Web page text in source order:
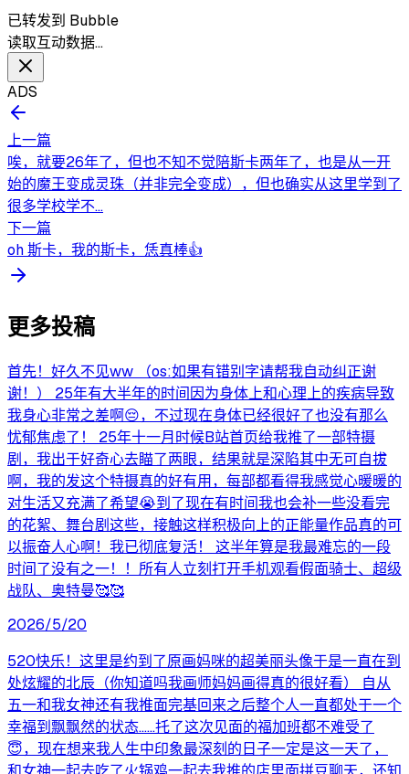
已转发到 Bubble
读取互动数据…
ADS
上一篇
唉，就要26年了，但也不知不觉陪斯卡两年了，也是从一开
始的魔王变成灵珠（并非完全变成），但也确实从这里学到了
很多学校学不...
下一篇
oh 斯卡，我的斯卡，恁真棒👍
更多投稿
首先！好久不见ww （os:如果有错别字请帮我自动纠正谢
谢！） 25年有大半年的时间因为身体上和心理上的疾病导致
我身心非常之差啊😔，不过现在身体已经很好了也没有那么
忧郁焦虑了！ 25年十一月时候B站首页给我推了一部特摄
剧，我出于好奇心去瞄了两眼，结果就是深陷其中无可自拔
啊，我的发这个特摄真的好有用，每部都看得我感觉心暖暖的
对生活又充满了希望😭到了现在有时间我也会补一些没看完
的花絮、舞台剧这些，接触这样积极向上的正能量作品真的可
以振奋人心啊！我已彻底复活！ 这半年算是我最难忘的一段
时间了没有之一！！所有人立刻打开手机观看假面骑士、超级
战队、奥特曼🥰🥰
2026/5/20
520快乐！这里是约到了原画妈咪的超美丽头像于是一直在到
处炫耀的北辰（你知道吗我画师妈妈画得真的很好看） 自从
五一和我女神还有我推面完基回来之后整个人一直都处于一个
幸福到飘飘然的状态……托了这次见面的福加班都不难受了
😇，现在想来我人生中印象最深刻的日子一定是这一天了，